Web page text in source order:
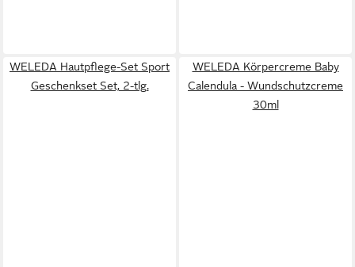
WELEDA Hautpflege-Set Sport
Geschenkset Set, 2-tlg.
WELEDA Körpercreme Baby
Calendula - Wundschutzcreme
30ml